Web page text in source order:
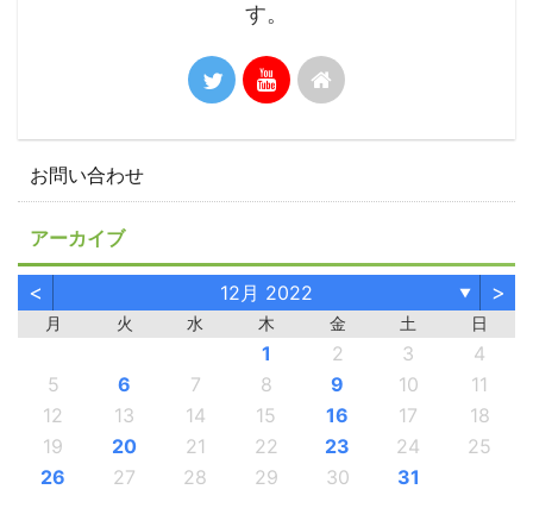
す。
お問い合わせ
アーカイブ
< 12月 2022 ▼ >
月 火 水 木 金 土 日
1 2 3
4
5
6 7 8 9 10
11
12
13 14 15 16 17
18
19
20 21 22 23 24
25
26
27 28 29 30 31